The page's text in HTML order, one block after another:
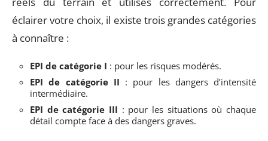
éclairer votre choix, il existe trois grandes catégories
à connaître :
EPI de catégorie I : pour les risques modérés.
EPI de catégorie II : pour les dangers d’intensité
intermédiaire.
EPI de catégorie III : pour les situations où chaque
détail compte face à des dangers graves.